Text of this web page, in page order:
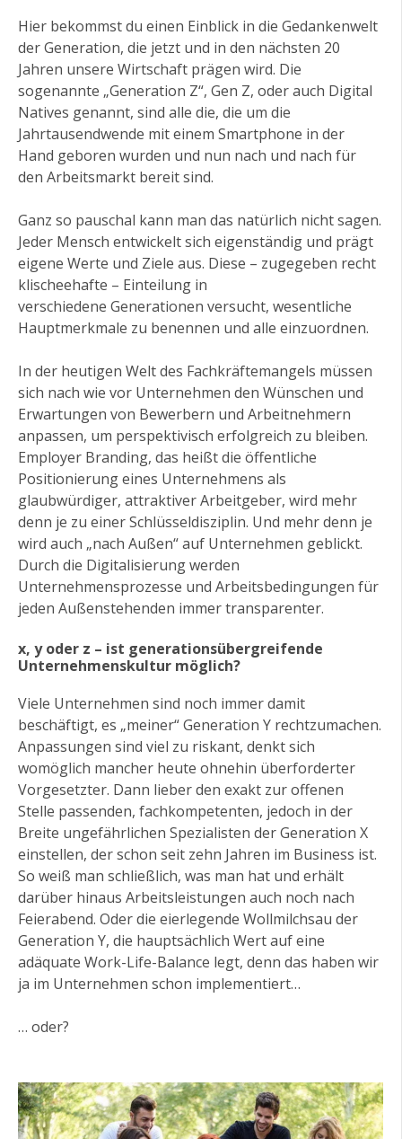
Hier bekommst du einen Einblick in die Gedankenwelt
der Generation, die jetzt und in den nächsten 20
Jahren unsere Wirtschaft prägen wird. Die
sogenannte „Generation Z“, Gen Z, oder auch Digital
Natives genannt, sind alle die, die um die
Jahrtausendwende mit einem Smartphone in der
Hand geboren wurden und nun nach und nach für
den Arbeitsmarkt bereit sind.
Ganz so pauschal kann man das natürlich nicht sagen.
Jeder Mensch entwickelt sich eigenständig und prägt
eigene Werte und Ziele aus. Diese – zugegeben recht
klischeehafte – Einteilung in
verschiedene Generationen versucht, wesentliche
Hauptmerkmale zu benennen und alle einzuordnen.
In der heutigen Welt des Fachkräftemangels müssen
sich nach wie vor Unternehmen den Wünschen und
Erwartungen von Bewerbern und Arbeitnehmern
anpassen, um perspektivisch erfolgreich zu bleiben.
Employer Branding, das heißt die öffentliche
Positionierung eines Unternehmens als
glaubwürdiger, attraktiver Arbeitgeber, wird mehr
denn je zu einer Schlüsseldisziplin. Und mehr denn je
wird auch „nach Außen“ auf Unternehmen geblickt.
Durch die Digitalisierung werden
Unternehmensprozesse und Arbeitsbedingungen für
jeden Außenstehenden immer transparenter.
x, y oder z – ist generationsübergreifende
Unternehmenskultur möglich?
Viele Unternehmen sind noch immer damit
beschäftigt, es „meiner“ Generation Y rechtzumachen.
Anpassungen sind viel zu riskant, denkt sich
womöglich mancher heute ohnehin überforderter
Vorgesetzter. Dann lieber den exakt zur offenen
Stelle passenden, fachkompetenten, jedoch in der
Breite ungefährlichen Spezialisten der Generation X
einstellen, der schon seit zehn Jahren im Business ist.
So weiß man schließlich, was man hat und erhält
darüber hinaus Arbeitsleistungen auch noch nach
Feierabend. Oder die eierlegende Wollmilchsau der
Generation Y, die hauptsächlich Wert auf eine
adäquate Work-Life-Balance legt, denn das haben wir
ja im Unternehmen schon implementiert…
… oder?